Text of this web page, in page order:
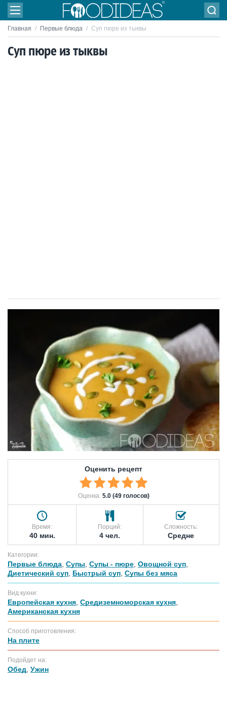
Главная / Первые блюда / Суп пюре из тыквы
Суп пюре из тыквы
Оценить рецепт
Оценка: 5.0 (49 голосов)
Время:
40 мин.
Порций:
4 чел.
Сложность:
Средне
Категории:
Первые блюда Супы Супы - пюре Овощной суп
Диетический суп Быстрый суп Супы без мяса
Вид кухни:
Европейская кухня Средиземноморская кухня
Американская кухня
Способ приготовления:
На плите
Подойдет на:
Обед Ужин